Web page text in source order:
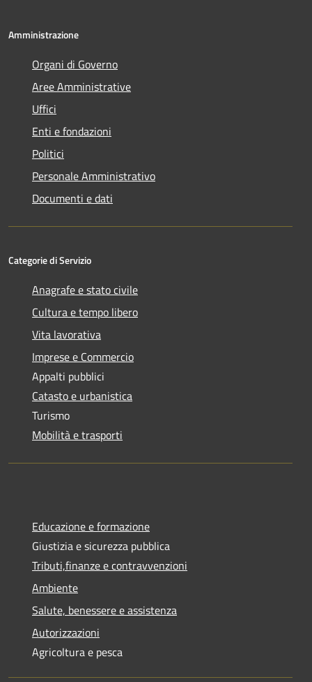
Amministrazione
Organi di Governo
Aree Amministrative
Uffici
Enti e fondazioni
Politici
Personale Amministrativo
Documenti e dati
Categorie di Servizio
Anagrafe e stato civile
Cultura e tempo libero
Vita lavorativa
Imprese e Commercio
Appalti pubblici
Catasto e urbanistica
Turismo
Mobilità e trasporti
Educazione e formazione
Giustizia e sicurezza pubblica
Tributi,finanze e contravvenzioni
Ambiente
Salute, benessere e assistenza
Autorizzazioni
Agricoltura e pesca